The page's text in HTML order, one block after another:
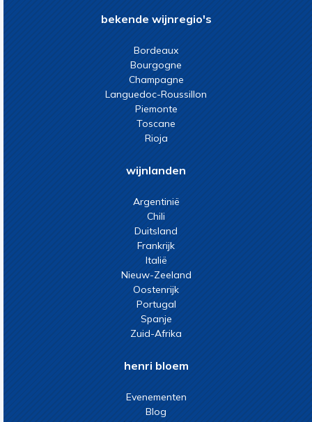
bekende wijnregio's
Bordeaux
Bourgogne
Champagne
Languedoc-Roussillon
Piemonte
Toscane
Rioja
wijnlanden
Argentinië
Chili
Duitsland
Frankrijk
Italië
Nieuw-Zeeland
Oostenrijk
Portugal
Spanje
Zuid-Afrika
henri bloem
Evenementen
Blog